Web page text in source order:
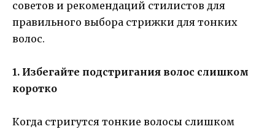
советов и рекомендаций стилистов для
правильного выбора стрижки для тонких
волос.
1. Избегайте подстригания волос слишком
коротко
Когда стригутся тонкие волосы слишком